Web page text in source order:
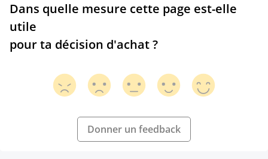
Dans quelle mesure cette page est-elle
utile
pour ta décision d'achat ?
Donner un feedback